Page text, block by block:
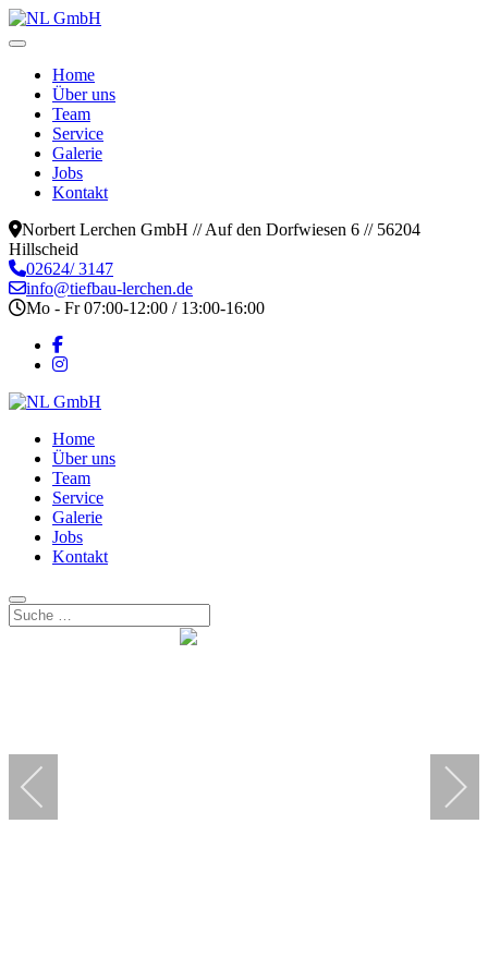
Home
Über uns
Team
Service
Galerie
Jobs
Kontakt
Norbert Lerchen GmbH // Auf den Dorfwiesen 6 // 56204
Hillscheid
02624/ 3147
info@tiefbau-lerchen.de
Mo - Fr 07:00-12:00 / 13:00-16:00
Home
Über uns
Team
Service
Galerie
Jobs
Kontakt